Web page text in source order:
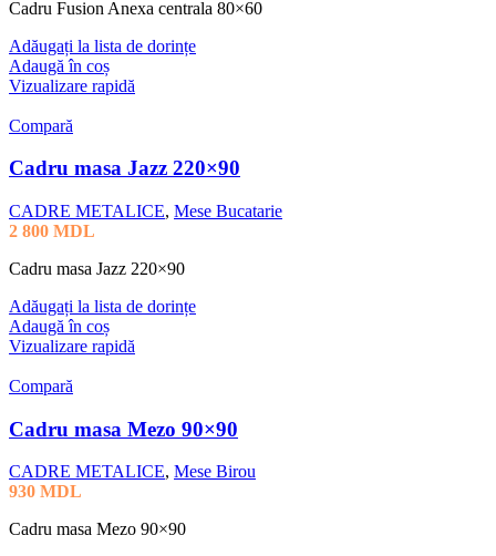
Cadru Fusion Anexa centrala 80×60
Adăugați la lista de dorințe
Adaugă în coș
Vizualizare rapidă
Compară
Cadru masa Jazz 220×90
CADRE METALICE, Mese Bucatarie
2 800 MDL
Cadru masa Jazz 220×90
Adăugați la lista de dorințe
Adaugă în coș
Vizualizare rapidă
Compară
Cadru masa Mezo 90×90
CADRE METALICE, Mese Birou
930 MDL
Cadru masa Mezo 90×90